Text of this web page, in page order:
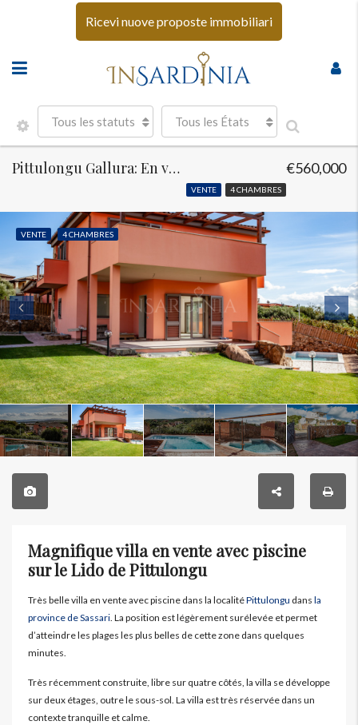
Ricevi nuove proposte immobiliari
Tous les statuts Tous les États
Pittulongu Gallura: En vente Villa avec piscine
VENTE 4 CHAMBRES
€560,000
VENTE 4 CHAMBRES
Magnifique villa en vente avec piscine
sur le Lido de Pittulongu
Très belle villa en vente avec piscine dans la localitéPittulongu dans la
province de Sassari. La position est légèrement surélevée et permet
d’atteindre les plages les plus belles de cette zone dans quelques
minutes.
Très récemment construite, libre sur quatre côtés, la villa se développe
sur deux étages, outre le sous-sol. La villa est très réservée dans un
contexte tranquille et calme.